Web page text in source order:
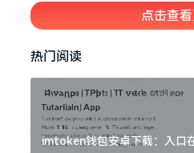
然而做成
点击查
热门阅读
imtoken钱包安卓下载：入口